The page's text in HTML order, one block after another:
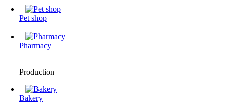
Pet shop
Pharmacy
Production
Bakery